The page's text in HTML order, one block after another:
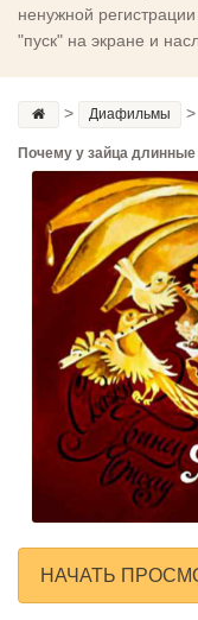
ненужной
"пуск" на экране и
> Диафильмы >
Почему у зайца
НАЧАТЬ